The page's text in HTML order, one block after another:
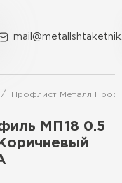
Профлист Металл
МП18 0.5
Контакты